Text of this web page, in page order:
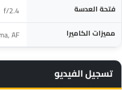
فتحة العدسة f/2.4
مميزات الكاميرا AF
تسجيل الفيديو